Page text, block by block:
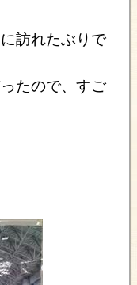
訪れたぶりで
たので、すご